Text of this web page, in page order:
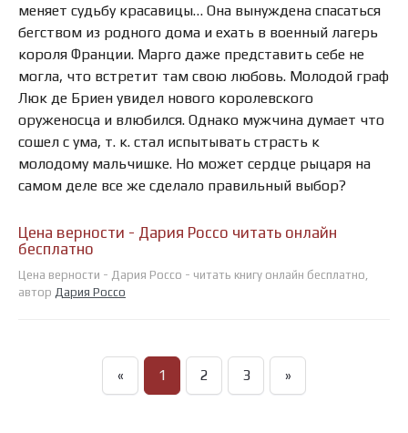
меняет судьбу красавицы… Она вынуждена спасаться
бегством из родного дома и ехать в военный лагерь
короля Франции. Марго даже представить себе не
могла, что встретит там свою любовь. Молодой граф
Люк де Бриен увидел нового королевского
оруженосца и влюбился. Однако мужчина думает что
сошел с ума, т. к. стал испытывать страсть к
молодому мальчишке. Но может сердце рыцаря на
самом деле все же сделало правильный выбор?
Цена верности - Дария Россо читать онлайн
бесплатно
Цена верности - Дария Россо - читать книгу онлайн бесплатно,
автор Дария Россо
« 1 2 3 »